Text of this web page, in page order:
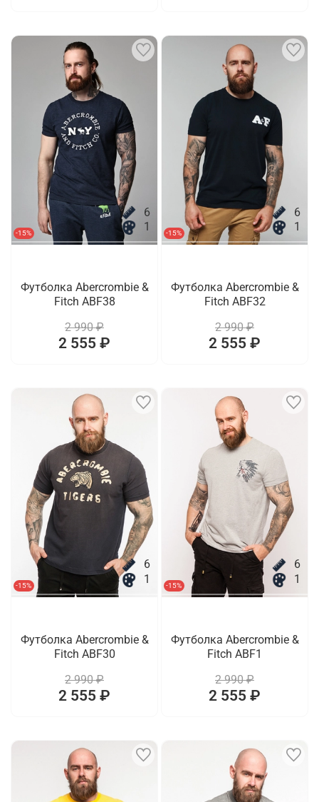
-15%
6
1
Футболка Abercrombie &
Fitch ABF38
2 990 ₽
2 555 ₽
-15%
6
1
Футболка Abercrombie &
Fitch ABF32
2 990 ₽
2 555 ₽
-15%
6
1
Футболка Abercrombie &
Fitch ABF30
2 990 ₽
2 555 ₽
-15%
6
1
Футболка Abercrombie &
Fitch ABF1
2 990 ₽
2 555 ₽